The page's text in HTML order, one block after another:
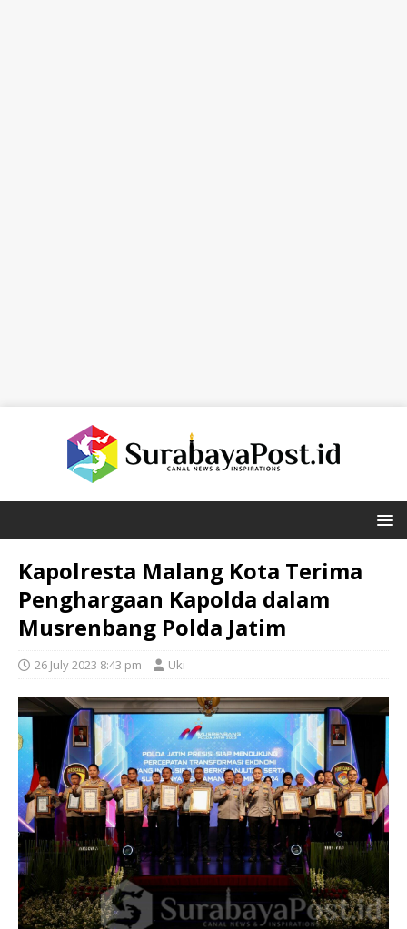
Kapolresta Malang Kota Terima
Penghargaan Kapolda dalam
Musrenbang Polda Jatim
26 July 2023 8:43 pm Uki